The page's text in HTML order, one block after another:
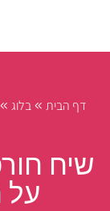
דף הבית » בלוג »
שיח
על